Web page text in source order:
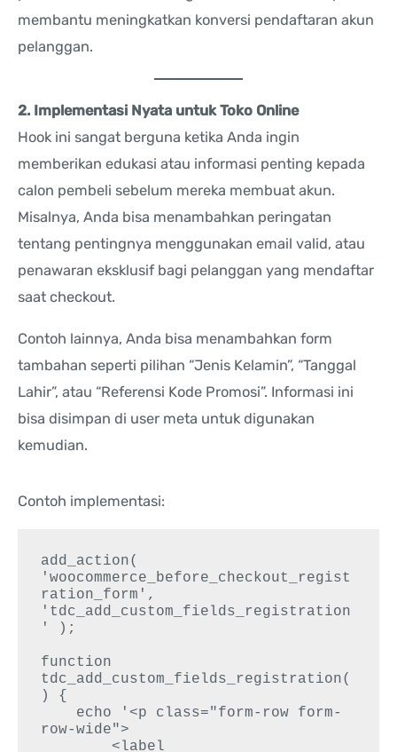
membantu meningkatkan konversi pendaftaran akun
pelanggan.
2. Implementasi Nyata untuk Toko Online
Hook ini sangat berguna ketika Anda ingin
memberikan edukasi atau informasi penting kepada
calon pembeli sebelum mereka membuat akun.
Misalnya, Anda bisa menambahkan peringatan
tentang pentingnya menggunakan email valid, atau
penawaran eksklusif bagi pelanggan yang mendaftar
saat checkout.
Contoh lainnya, Anda bisa menambahkan form
tambahan seperti pilihan “Jenis Kelamin”, “Tanggal
Lahir”, atau “Referensi Kode Promosi”. Informasi ini
bisa disimpan di user meta untuk digunakan
kemudian.
Contoh implementasi:
add_action(
'woocommerce_before_checkout_regist
ration_form',
'tdc_add_custom_fields_registration
' );
function
tdc_add_custom_fields_registration(
) {
row-wide">